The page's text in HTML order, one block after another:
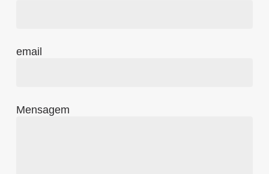
email
Mensagem